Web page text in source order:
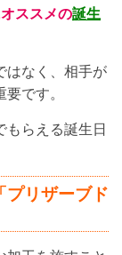
ススメの誕生
はなく、相手が
です。
らえる誕生日
プリザーブド